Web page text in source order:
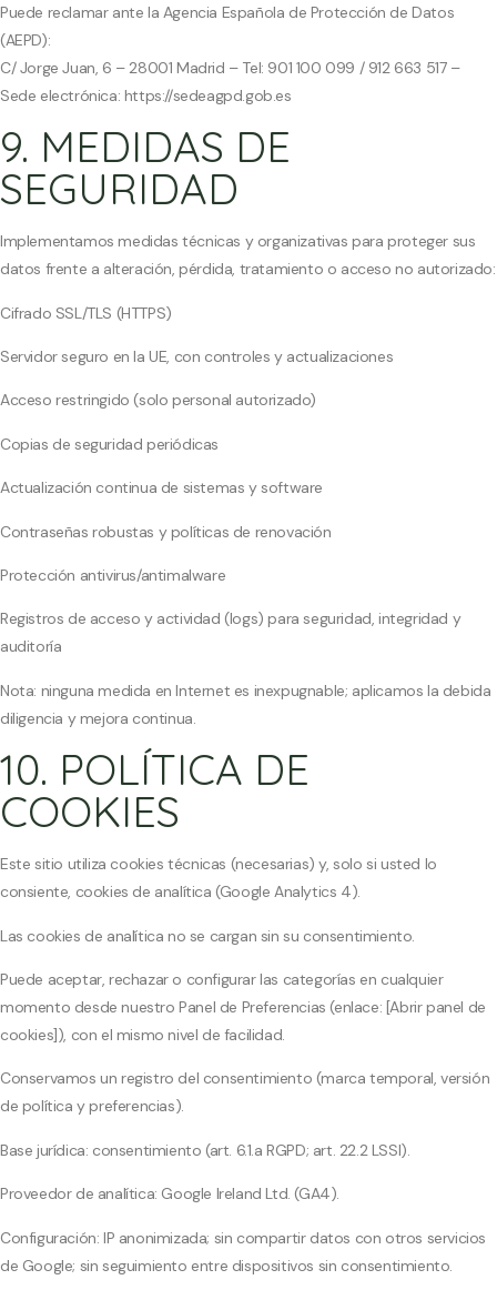
Puede reclamar ante la Agencia Española de Protección de Datos
(AEPD):
C/ Jorge Juan, 6 – 28001 Madrid – Tel: 901 100 099 / 912 663 517 –
Sede electrónica: https://sedeagpd.gob.es
9. MEDIDAS DE
SEGURIDAD
Implementamos medidas técnicas y organizativas para proteger sus
datos frente a alteración, pérdida, tratamiento o acceso no autorizado:
Cifrado SSL/TLS (HTTPS)
Servidor seguro en la UE, con controles y actualizaciones
Acceso restringido (solo personal autorizado)
Copias de seguridad periódicas
Actualización continua de sistemas y software
Contraseñas robustas y políticas de renovación
Protección antivirus/antimalware
Registros de acceso y actividad (logs) para seguridad, integridad y
auditoría
Nota: ninguna medida en Internet es inexpugnable; aplicamos la debida
diligencia y mejora continua.
10. POLÍTICA DE
COOKIES
Este sitio utiliza cookies técnicas (necesarias) y, solo si usted lo
consiente, cookies de analítica (Google Analytics 4).
Las cookies de analítica no se cargan sin su consentimiento.
Puede aceptar, rechazar o configurar las categorías en cualquier
momento desde nuestro Panel de Preferencias (enlace: [Abrir panel de
cookies]), con el mismo nivel de facilidad.
Conservamos un registro del consentimiento (marca temporal, versión
de política y preferencias).
Base jurídica: consentimiento (art. 6.1.a RGPD; art. 22.2 LSSI).
Proveedor de analítica: Google Ireland Ltd. (GA4).
Configuración: IP anonimizada; sin compartir datos con otros servicios
de Google; sin seguimiento entre dispositivos sin consentimiento.